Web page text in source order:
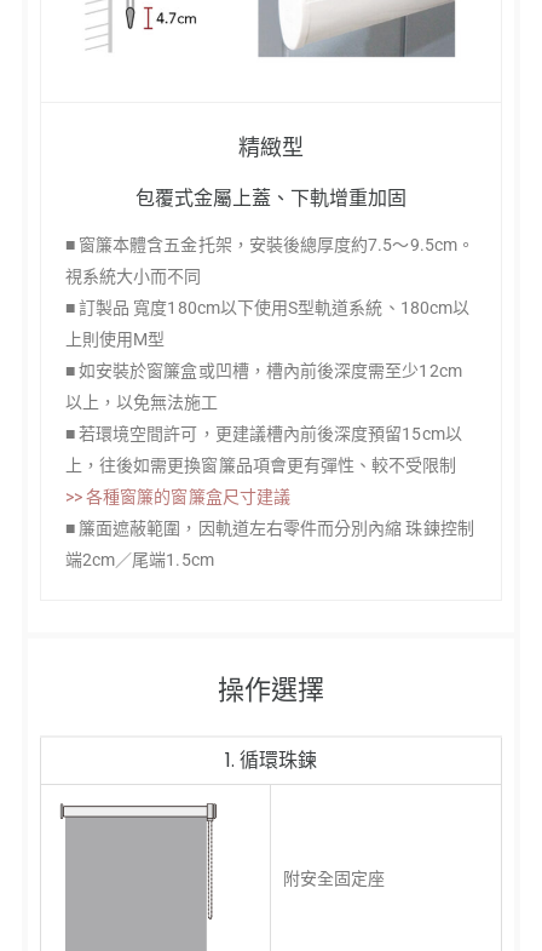
精緻型
包覆式金屬上蓋、下軌增重加固
■ 窗簾本體含五金托架，安裝後總厚度約7.5～9.5cm。
視系統大小而不同
■ 訂製品 寬度180cm以下使用S型軌道系統、180cm以
上則使用M型
■ 如安裝於窗簾盒或凹槽，槽內前後深度需至少12cm
以上，以免無法施工
■ 若環境空間許可，更建議槽內前後深度預留15cm以
上，往後如需更換窗簾品項會更有彈性、較不受限制
>> 各種窗簾的窗簾盒尺寸建議
■ 簾面遮蔽範圍，因軌道左右零件而分別內縮 珠鍊控制
端2cm／尾端1.5cm
操作選擇
1. 循環珠鍊
附安全固定座